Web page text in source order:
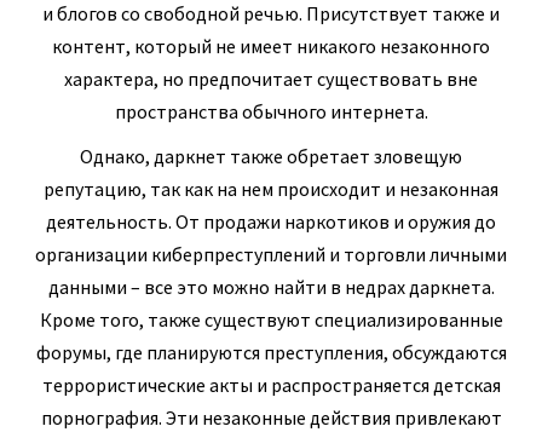
и блогов со свободной речью. Присутствует также и
контент, который не имеет никакого незаконного
характера, но предпочитает существовать вне
пространства обычного интернета.
Однако, даркнет также обретает зловещую
репутацию, так как на нем происходит и незаконная
деятельность. От продажи наркотиков и оружия до
организации киберпреступлений и торговли личными
данными – все это можно найти в недрах даркнета.
Кроме того, также существуют специализированные
форумы, где планируются преступления, обсуждаются
террористические акты и распространяется детская
порнография. Эти незаконные действия привлекают